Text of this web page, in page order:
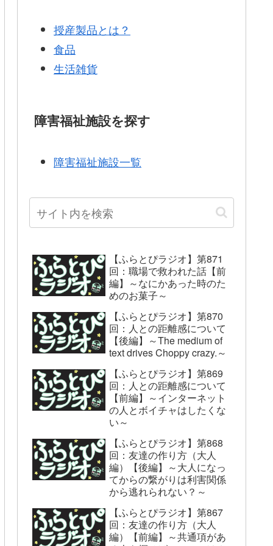
授産製品とは？
食品
生活雑貨
障害福祉施設を探す
障害福祉施設一覧
【ふらとぴラジオ】第871
回：職場で救われた話【前
編】～なにかあった時のた
めのお菓子～
【ふらとぴラジオ】第870
回：人との距離感について
【後編】～The medium of
text drives Choppy crazy.～
【ふらとぴラジオ】第869
回：人との距離感について
【前編】～インターネット
の人とボイチャはしたくな
い～
【ふらとぴラジオ】第868
回：友達の作り方（大人
編）【後編】～大人になっ
てからの繋がりは利害関係
から逃れられない？～
【ふらとぴラジオ】第867
回：友達の作り方（大人
編）【前編】～共通項があ